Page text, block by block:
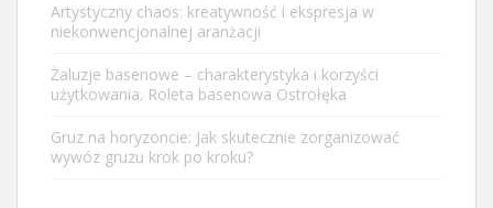
Artystyczny chaos: kreatywność i ekspresja w
niekonwencjonalnej aranżacji
Żaluzje basenowe – charakterystyka i korzyści
użytkowania. Roleta basenowa Ostrołęka
Gruz na horyzoncie: Jak skutecznie zorganizować
wywóz gruzu krok po kroku?